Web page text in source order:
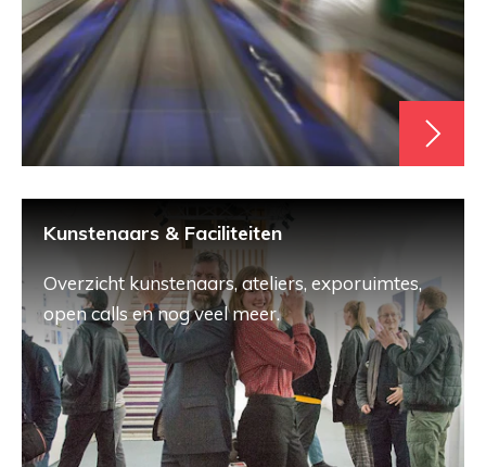
Kunstenaars & Faciliteiten
Overzicht kunstenaars, ateliers, exporuimtes,
open calls en nog veel meer.